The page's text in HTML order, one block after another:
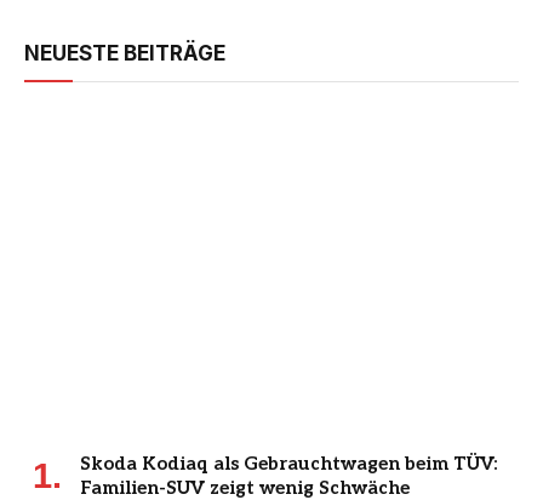
NEUESTE BEITRÄGE
Skoda Kodiaq als Gebrauchtwagen beim TÜV:
Familien-SUV zeigt wenig Schwäche